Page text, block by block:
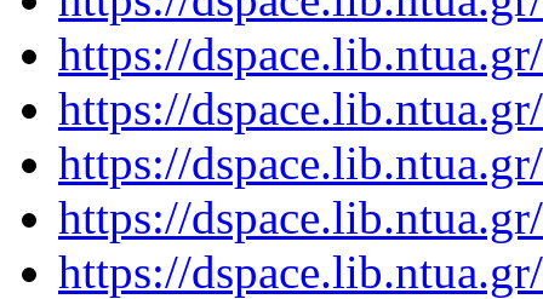
https://
https://
https://
https://
https://